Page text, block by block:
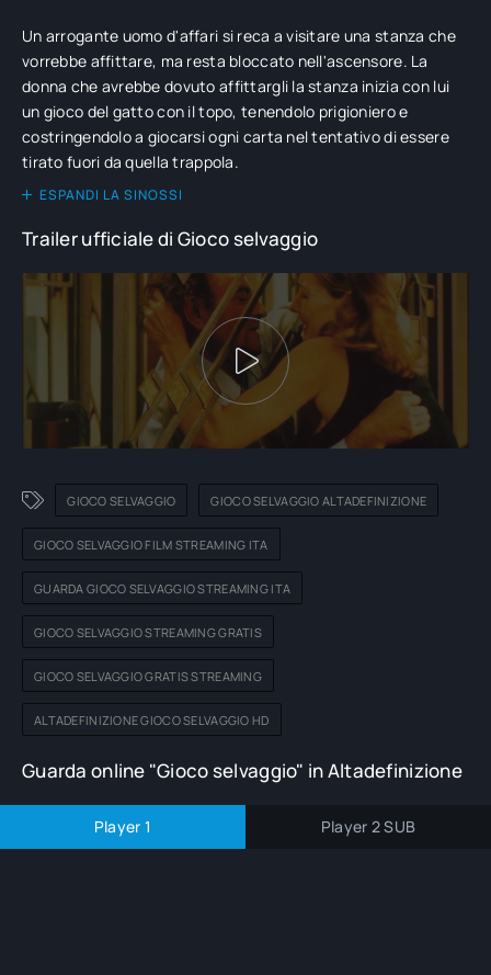
Un arrogante uomo d'affari si reca a visitare una stanza che
vorrebbe affittare, ma resta bloccato nell'ascensore. La
donna che avrebbe dovuto affittargli la stanza inizia con lui
un gioco del gatto con il topo, tenendolo prigioniero e
costringendolo a giocarsi ogni carta nel tentativo di essere
tirato fuori da quella trappola.
ESPANDI LA SINOSSI
Trailer ufficiale di Gioco selvaggio
GIOCO SELVAGGIO GIOCO SELVAGGIO ALTADEFINIZIONE
GIOCO SELVAGGIO FILM STREAMING ITA
GUARDA GIOCO SELVAGGIO STREAMING ITA
GIOCO SELVAGGIO STREAMING GRATIS
GIOCO SELVAGGIO GRATIS STREAMING
ALTADEFINIZIONE GIOCO SELVAGGIO HD
Guarda online "Gioco selvaggio" in Altadefinizione
Player 1 Player 2 SUB